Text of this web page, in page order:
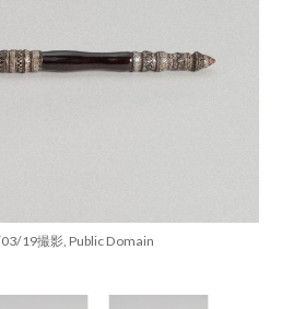
19撮影, Public Domain